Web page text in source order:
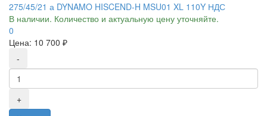
275/45/21 а DYNAMO HISCEND-H MSU01 XL 110Y НДС
В наличии. Количество и актуальную цену уточняйте.
0
Цена: 10 700 ₽